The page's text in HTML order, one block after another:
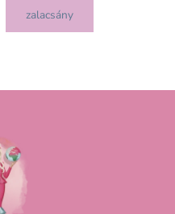
zalacsány